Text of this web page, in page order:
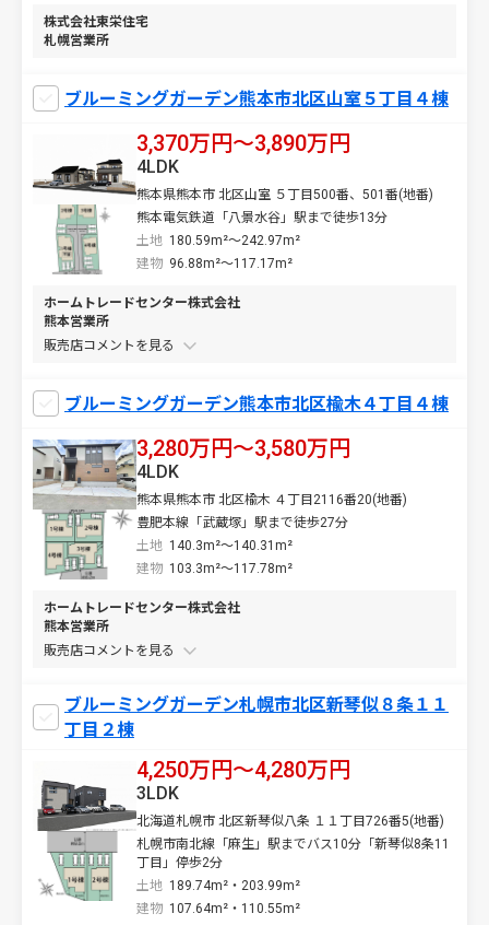
株式会社東栄住宅
札幌営業所
ブルーミングガーデン熊本市北区山室５丁目４棟
3,370万円〜3,890万円
熊本県熊本市 北区山室 ５丁目500番、501番(地番)
熊本電気鉄道「八景水谷」駅まで徒歩13分
土地 180.59m²～242.97m²
4LDK
建物 96.88m²～117.17m²
ホームトレードセンター株式会社
熊本営業所
販売店コメントを
ブルーミングガーデン熊本市北区楡木４丁目４棟
3,280万円〜3,580万円
熊本県熊本市 北区楡木 ４丁目2116番20(地番)
豊肥本線「武蔵塚」駅まで徒歩27分
土地 140.3m²～140.31m²
4LDK
建物 103.3m²～117.78m²
ホームトレードセンター株式会社
熊本営業所
販売店コメントを
ブルーミングガーデン札幌市北区新琴似８条１１
丁目２棟
4,250万円〜4,280万円
北海道札幌市 北区新琴似八条 １１丁目726番5(地番)
札幌市南北線「麻生」駅までバス10分「新琴似8条11
丁目」停歩2分
土地 189.74m²・203.99m²
3LDK
建物 107.64m²・110.55m²